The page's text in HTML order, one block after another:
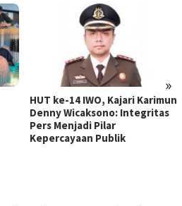
»
HUT ke-14 IWO, Kajari Karimun
Denny Wicaksono: Integritas
Pers Menjadi Pilar
Kepercayaan Publik